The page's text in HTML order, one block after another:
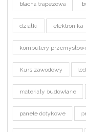
blacha trapezowa
działki elektronika
komputery
Kurs zawodowy lcd
materiały budowlane
panele dotykowe